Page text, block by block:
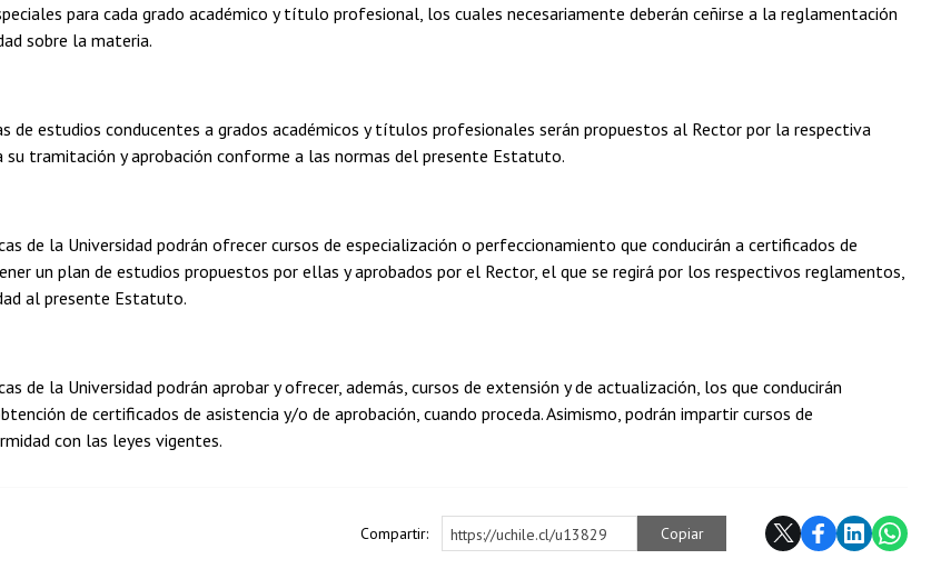
para cada grado académico y título profesional, los cuales necesariamente deberán ceñirse a la reglamentación
sobre la materia.
de estudios conducentes a grados académicos y títulos profesionales serán propuestos al Rector por la respectiva
su tramitación y aprobación conforme a las normas del presente Estatuto.
de la Universidad podrán ofrecer cursos de especialización o perfeccionamiento que conducirán a certificados de
un plan de estudios propuestos por ellas y aprobados por el Rector, el que se regirá por los respectivos reglamentos,
al presente Estatuto.
de la Universidad podrán aprobar y ofrecer, además, cursos de extensión y de actualización, los que conducirán
de certificados de asistencia y/o de aprobación, cuando proceda. Asimismo, podrán impartir cursos de
con las leyes vigentes.
Compartir: https://uchile.cl/u13829 Copiar